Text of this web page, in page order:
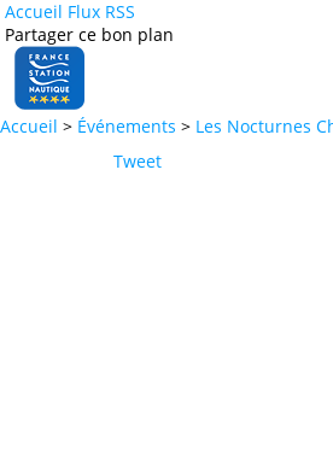
Accueil Flux RSS
Partager ce bon plan
Accueil > Événements > Les Nocturnes
Tweet